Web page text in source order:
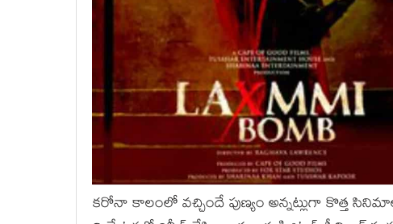
కరోనా కాలంలో వచ్చిందే పుణ్యం అన్నట్లుగా కొత్త